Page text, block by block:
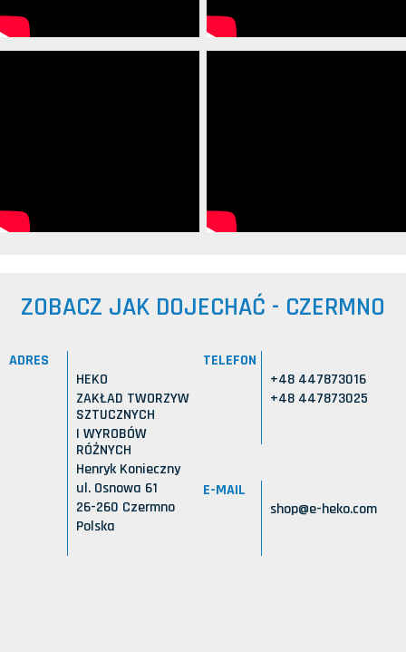
ZOBACZ JAK DOJECHAĆ - CZERMNO
ADRES
HEKO
ZAKŁAD TWORZYW
SZTUCZNYCH
I WYROBÓW
RÓŻNYCH
Henryk Konieczny
ul. Osnowa 61
26-260 Czermno
Polska
TELEFON
+48 447873016
+48 447873025
E-MAIL
shop@e-heko.com